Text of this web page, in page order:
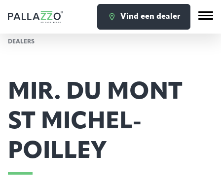
Vind een dealer
DEALERS
MIR. DU MONT
ST MICHEL-
POILLEY